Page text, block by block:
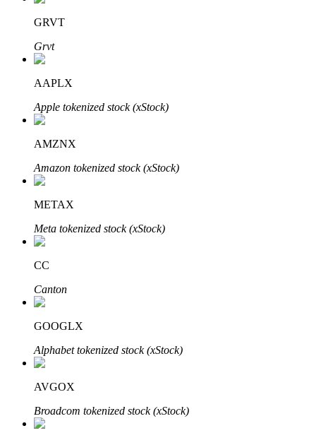
Automatyczna inwestycja
Zdobądź długoterminowy zysk i elastyczne zainteresowania
Naucz się stakingu
Dowiedz się, jak uzyskać dochód pasywny
GRVT
Grvt
AAPLX
Apple tokenized stock (xStock)
AMZNX
Amazon tokenized stock (xStock)
METAX
Meta tokenized stock (xStock)
CC
Canton
GOOGLX
Alphabet tokenized stock (xStock)
AVGOX
Broadcom tokenized stock (xStock)